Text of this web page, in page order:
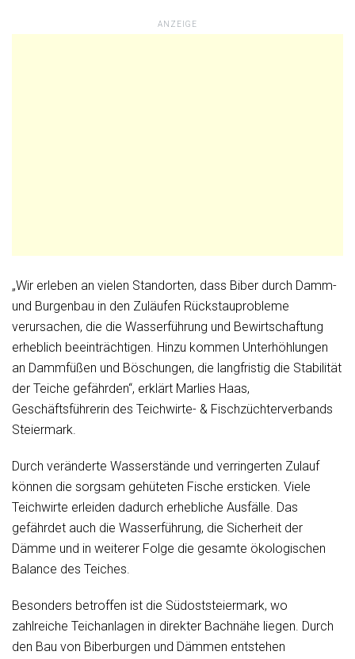
ANZEIGE
„Wir erleben an vielen Standorten, dass Biber durch Damm-
und Burgenbau in den Zuläufen Rückstauprobleme
verursachen, die die Wasserführung und Bewirtschaftung
erheblich beeinträchtigen. Hinzu kommen Unterhöhlungen
an Dammfüßen und Böschungen, die langfristig die Stabilität
der Teiche gefährden“, erklärt Marlies Haas,
Geschäftsführerin des Teichwirte- & Fischzüchterverbands
Steiermark.
Durch veränderte Wasserstände und verringerten Zulauf
können die sorgsam gehüteten Fische ersticken. Viele
Teichwirte erleiden dadurch erhebliche Ausfälle. Das
gefährdet auch die Wasserführung, die Sicherheit der
Dämme und in weiterer Folge die gesamte ökologischen
Balance des Teiches.
Besonders betroffen ist die Südoststeiermark, wo
zahlreiche Teichanlagen in direkter Bachnähe liegen. Durch
den Bau von Biberburgen und Dämmen entstehen